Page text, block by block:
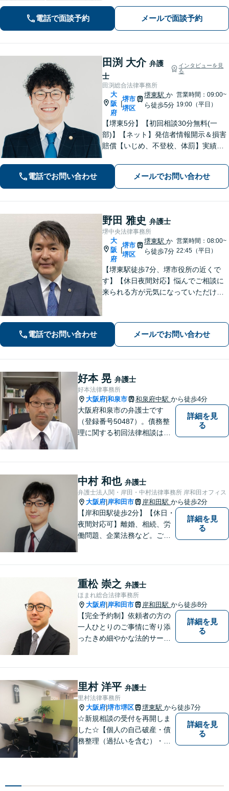
談下さい。
電話で面談予約 メールで面談予約
田渕 大介 弁護
士
インタビューを見
る
田渕総合法律事務所
大
阪
府
|
堺市
堺区
堺東駅か
ら徒歩5分
営業時間：09:00~
19:00（平日）
【堺東5分】【初回相談30分無料(一
部)】【ネット】発信者情報開示＆損害
賠償【いじめ、不登校、体罰】実績豊
利な条件での慰謝料・離婚【労働問
題】ハラスメント事案の実績／裁判を
見据えて加害者・会社と交渉【土日祝
対応】
電話でお問い合わせ メールでお問い合わせ
野田 雅史 弁護士
堺中央法律事務所
大
阪
府
|
堺市
堺区
堺東駅か
ら徒歩7分
営業時間：08:00~
22:45（平日）
【堺東駅徒歩7分、堺市役所の近くで
す】【休日夜間対応】悩んでご相談に
来られる方が元気になっていただける
ください。分野によっては、初回30分
間の無料相談を実施しております。
電話でお問い合わせ メールでお問い合わせ
好本 晃 弁護士
好本法律事務所
大阪府 和泉市 和泉府中駅 から徒歩4分
大阪府和泉市の弁護士です
（登録番号50487）。債務整
理に関する初回法律相談は無
詳細を見
る
中村 和也 弁護士
弁護士法人関・岸田・中村法律事務所 岸和田オフィス
大阪府 岸和田市 岸和田駅 から徒歩2分
【岸和田駅徒歩2分】【休日・
夜間対応可】離婚、相続、労
働問題、企業法務など。ご依
はお一人で抱えず、ぜひ弁護
士へご相談ください【完全個
室】
詳細を見
る
重松 崇之 弁護士
ほまれ総合法律事務所
大阪府 岸和田市 岸和田駅 から徒歩8分
【完全予約制】依頼者の方の
一人ひとりのご事情に寄り添
ったきめ細やかな法的サービ
分無料です。
詳細を見
る
里村 洋平 弁護士
里村法律事務所
大阪府 堺市堺区 堺東駅 から徒歩7分
☆新規相談の受付を再開しま
した☆【個人の自己破産・債
務整理（過払いを含む）・法
回相談無料（特に時間制限は
詳細を見
る